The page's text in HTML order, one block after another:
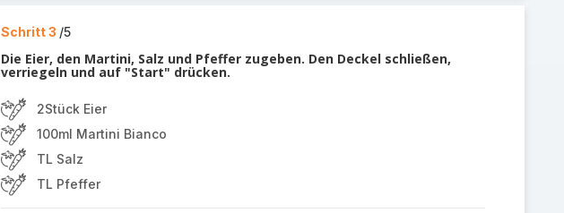
Schritt 3 /5
Die Eier, den Martini, Salz und Pfeffer zugeben. Den Deckel schließen,
verriegeln und auf "Start" drücken.
2Stück Eier
100ml Martini Bianco
TL Salz
TL Pfeffer